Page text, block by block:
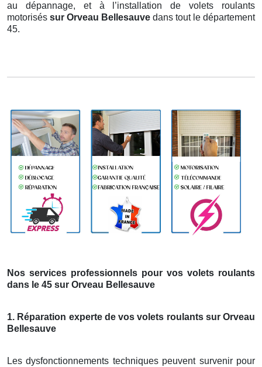
au dépannage, et à l’installation de volets roulants
motorisés sur Orveau Bellesauve dans tout le département
45.
Nos services professionnels pour vos volets roulants
dans le 45 sur Orveau Bellesauve
1. Réparation experte de vos volets roulants sur Orveau
Bellesauve
Les dysfonctionnements techniques peuvent survenir pour